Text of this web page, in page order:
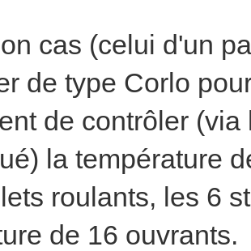
cas (celui d'un
de type Corlo
de contrôler
la température
roulants, les 6
de 16 ouvrants.